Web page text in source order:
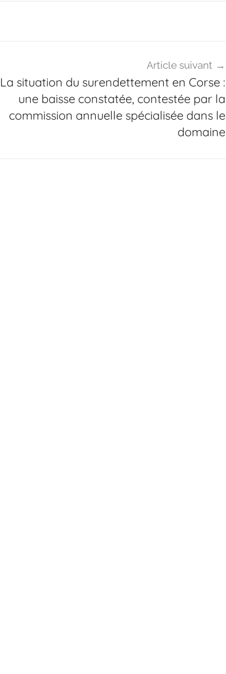
Article suivant
La situation du surendettement en Corse :
une baisse constatée, contestée par la
commission annuelle spécialisée dans le
domaine